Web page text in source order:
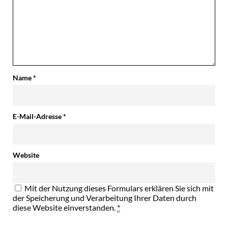
Name*
E-Mail-Adresse*
Website
Mit der Nutzung dieses Formulars erklären Sie sich mit
der Speicherung und Verarbeitung Ihrer Daten durch
diese Website einverstanden. *